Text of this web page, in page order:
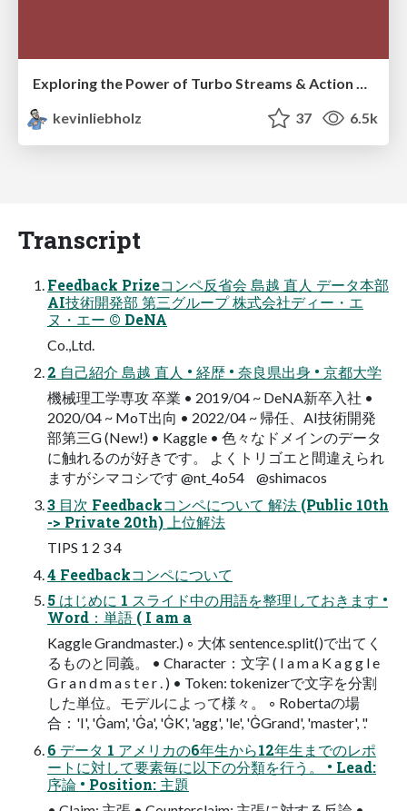
kevinliebholz
37 6.5k
Transcript
Feedback Prizeコンペ反省会 島越 直人 データ本部
AI技術開発部 第三グループ 株式会社ディー・エ
ヌ・エー © DeNA
Co.,Ltd.
2 自己紹介 島越 直人 • 経歴 • 奈良県出身 • 京都大学
機械理工学専攻 卒業 • 2019/04 ~ DeNA新卒入社 •
2020/04 ~ MoT出向 • 2022/04 ~ 帰任、AI技術開発
部第三G (New!) • Kaggle • 色々なドメインのデータ
に触れるのが好きです。 よくトリゴエと間違えられ
ますがシマコシです @nt_4o54 @shimacos
3 目次 Feedbackコンペについて 解法 (Public 10th
-> Private 20th) 上位解法
TIPS 1 2 3 4
4 Feedbackコンペについて
5 はじめに 1 スライド中の用語を整理しておきます •
Word：単語 ( I am a
Kaggle Grandmaster.) ◦ 大体 sentence.split()で出てく
るものと同義。 • Character：文字 ( I a m a K a g g l e
G r a n d m a s t e r . ) • Token: tokenizerで文字を分割
した単位。モデルによって様々。 ◦ Robertaの場
合：'I', 'Ġam', 'Ġa', 'ĠK', 'agg', 'le', 'ĠGrand', 'master', '.'
6 データ 1 アメリカの6年生から12年生までのレポ
ートに対して要素毎に以下の分類を行う。 • Lead:
序論 • Position: 主題